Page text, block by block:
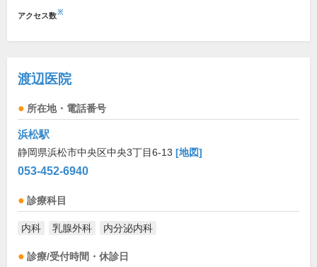
アクセス数※
渡辺医院
所在地・電話番号
浜松駅
静岡県浜松市中央区中央3丁目6-13 [地図]
053-452-6940
診療科目
内科 乳腺外科 内分泌内科
診療/受付時間・休診日